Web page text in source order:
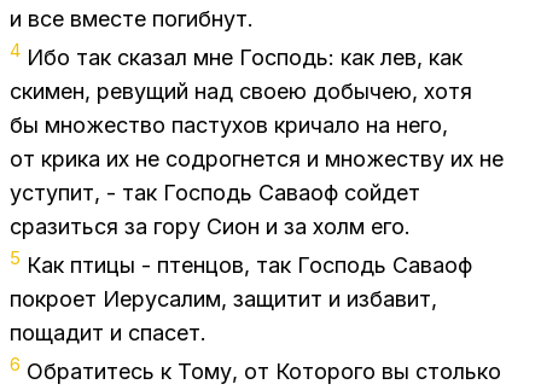
и все вме­сте по­гиб­нут.
4 Ибо так ска­зал мне Гос­подь: как лев, как
ски­мен, ре­ву­щий над сво­ею до­бы­чею, хотя
бы мно­же­ство пас­ту­хов кри­ча­ло на него,
от кри­ка их не со­дрог­нет­ся и мно­же­ству их не
усту­пит, - так Гос­подь Са­ва­оф сой­дет
сра­зить­ся за гору Сион и за холм его.
5 Как пти­цы - птен­цов, так Гос­подь Са­ва­оф
по­кро­ет Иеру­са­лим, за­щи­тит и из­ба­вит,
по­ща­дит и спа­сет.
6 Об­ра­ти­тесь к Тому, от Ко­то­ро­го вы столь­ко